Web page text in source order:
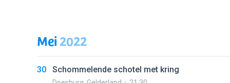
Mei2022
30 Schommelende schotel met kring